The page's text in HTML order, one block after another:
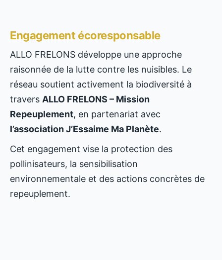
Engagement écoresponsable
ALLO FRELONS développe une approche
raisonnée de la lutte contre les nuisibles. Le
réseau soutient activement la biodiversité à
travers ALLO FRELONS – Mission
Repeuplement, en partenariat avec
l’association J’Essaime Ma Planète.
Cet engagement vise la protection des
pollinisateurs, la sensibilisation
environnementale et des actions concrètes de
repeuplement.